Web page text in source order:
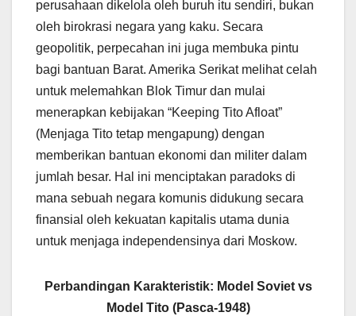
perusahaan dikelola oleh buruh itu sendiri, bukan
oleh birokrasi negara yang kaku. Secara
geopolitik, perpecahan ini juga membuka pintu
bagi bantuan Barat. Amerika Serikat melihat celah
untuk melemahkan Blok Timur dan mulai
menerapkan kebijakan “Keeping Tito Afloat”
(Menjaga Tito tetap mengapung) dengan
memberikan bantuan ekonomi dan militer dalam
jumlah besar. Hal ini menciptakan paradoks di
mana sebuah negara komunis didukung secara
finansial oleh kekuatan kapitalis utama dunia
untuk menjaga independensinya dari Moskow.
Perbandingan Karakteristik: Model Soviet vs
Model Tito (Pasca-1948)